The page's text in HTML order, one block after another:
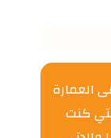
العمارة
كنت